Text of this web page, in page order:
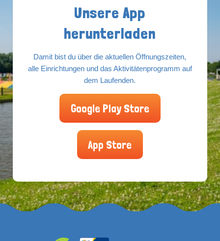
Unsere App
herunterladen
Damit bist du über die aktuellen Öffnungszeiten,
alle Einrichtungen und das Aktivitätenprogramm auf
dem Laufenden.
Google Play Store
App Store